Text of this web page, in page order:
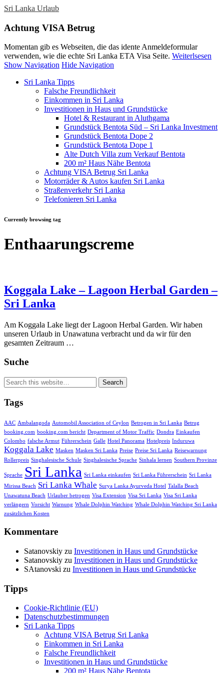
Sri Lanka Urlaub
Achtung VISA Betrug
Momentan gib es Webseiten, die das idente Anmeldeformular
verwenden, wie die echte Sri Lanka ETA Visa Seite. Weiterlsesen
Show Navigation Hide Navigation
Sri Lanka Tipps
Falsche Freundlichkeit
Einkommen in Sri Lanka
Investitionen in Haus und Grundstücke
Hotel & Restaurant in Aluthgama
Grundstück Bentota Süd – Sri Lanka Investment
Grundstück Bentota Dope 2
Grundstück Bentota Dope 1
Alte Dutch Villa zum Verkauf Bentota
200 m² Haus Nähe Bentota
Achtung VISA Betrug Sri Lanka
Motorräder & Autos kaufen Sri Lanka
Straßenverkehr Sri Lanka
Telefonieren Sri Lanka
Currently browsing tag
Enthaarungscreme
Koggala Lake – Lagoon Herbal Garden –
Sri Lanka
Am Koggala Lake liegt der Lagoon Herbal Garden. Wir haben
unseren Urlaub in Unawatuna verbracht und da wir für den
gesamten Zeitraum …
Suche
Tags
AAC Ambalangoda Automobil Association of Ceylon Betrogen in Sri Lanka Betrug
booking.com booking.com bericht Department of Motor Traffic Dondra Einkaufen
Colombo falsche Armut Führerschein Galle Hotel Panorama Hotelpreis Induruwa
Koggala Lake Masken Masken Sri Lanka Preise Preise Sri Lanka Reisewarnung
Rollerpreis Singhalesische Schule Singhalesische Sprache Sinhala lernen Southern Provinze
Sprache Sri Lanka Sri Lanka einkaufen Sri Lanka Führerschein Sri Lanka
Mirissa Beach Sri Lanka Whale Surya Lanka Ayurveda Hotel Talalla Beach
Unawatuna Beach Urlauber betrogen Visa Extension Visa Sri Lanka Visa Sri Lanka
verlängern Vorsicht Warnung Whale Dolphin Watching Whale Dolphin Watching Sri Lanka
zusätzlichen Kosten
Kommentare
Satanovskiy zu Investitionen in Haus und Grundstücke
Satanovskiy zu Investitionen in Haus und Grundstücke
SAtanovski zu Investitionen in Haus und Grundstücke
Tipps
Cookie-Richtlinie (EU)
Datenschutzbestimmungen
Sri Lanka Tipps
Achtung VISA Betrug Sri Lanka
Einkommen in Sri Lanka
Falsche Freundlichkeit
Investitionen in Haus und Grundstücke
200 m² Haus Nähe Bentota